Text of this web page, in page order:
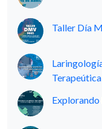
Taller Día
Terapeútica